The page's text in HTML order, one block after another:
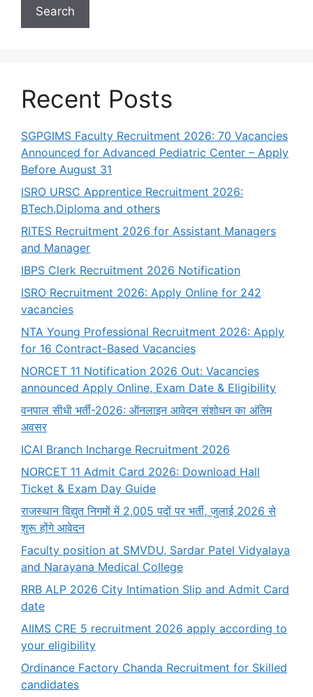
Search
Recent Posts
SGPGIMS Faculty Recruitment 2026: 70 Vacancies
Announced for Advanced Pediatric Center – Apply
Before August 31
ISRO URSC Apprentice Recruitment 2026:
BTech,Diploma and others
RITES Recruitment 2026 for Assistant Managers
and Manager
IBPS Clerk Recruitment 2026 Notification
ISRO Recruitment 2026: Apply Online for 242
vacancies
NTA Young Professional Recruitment 2026: Apply
for 16 Contract-Based Vacancies
NORCET 11 Notification 2026 Out: Vacancies
announced Apply Online, Exam Date & Eligibility
वनपाल सीधी भर्ती-2026: ऑनलाइन आवेदन संशोधन का अंतिम
अवसर
ICAI Branch Incharge Recruitment 2026
NORCET 11 Admit Card 2026: Download Hall
Ticket & Exam Day Guide
राजस्थान विद्युत निगमों में 2,005 पदों पर भर्ती, जुलाई 2026 से
शुरू होंगे आवेदन
Faculty position at SMVDU, Sardar Patel Vidyalaya
and Narayana Medical College
RRB ALP 2026 City Intimation Slip and Admit Card
date
AIIMS CRE 5 recruitment 2026 apply according to
your eligibility
Ordinance Factory Chanda Recruitment for Skilled
candidates